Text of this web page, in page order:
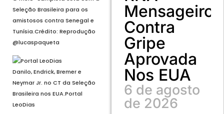
Seleção Brasileira para os
amistosos contra Senegal e
Tunísia.Crédito: Reprodução
@lucaspaqueta
Danilo, Endrick, Bremer e
Neymar Jr. no CT da Seleção
Brasileira nos EUA.Portal
LeoDias
Mensageiro
Contra
Gripe
Aprovada
Nos EUA
6 de agosto
de 2026